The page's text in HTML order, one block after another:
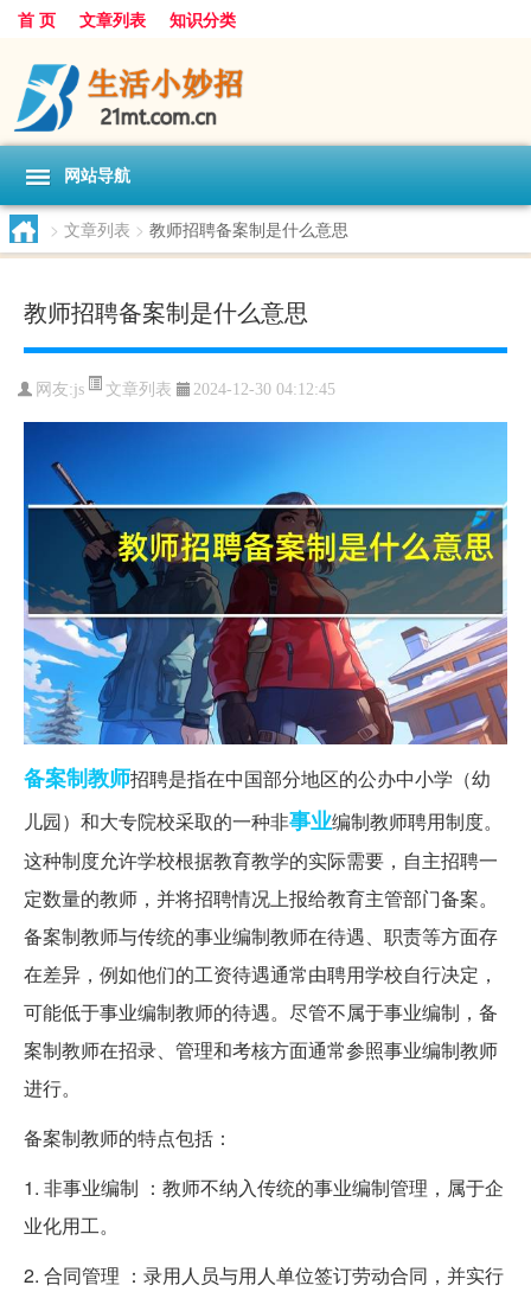
首 页 文章列表 知识分类
网站导航
> 文章列表 > 教师招聘备案制是什么意思
教师招聘备案制是什么意思
网友:js 文章列表 2024-12-30 04:12:45
备案制教师招聘是指在中国部分地区的公办中小学（幼
儿园）和大专院校采取的一种非事业编制教师聘用制度。
这种制度允许学校根据教育教学的实际需要，自主招聘一
定数量的教师，并将招聘情况上报给教育主管部门备案。
备案制教师与传统的事业编制教师在待遇、职责等方面存
在差异，例如他们的工资待遇通常由聘用学校自行决定，
可能低于事业编制教师的待遇。尽管不属于事业编制，备
案制教师在招录、管理和考核方面通常参照事业编制教师
进行。
备案制教师的特点包括：
1. 非事业编制 ：教师不纳入传统的事业编制管理，属于企
业化用工。
2. 合同管理 ：录用人员与用人单位签订劳动合同，并实行